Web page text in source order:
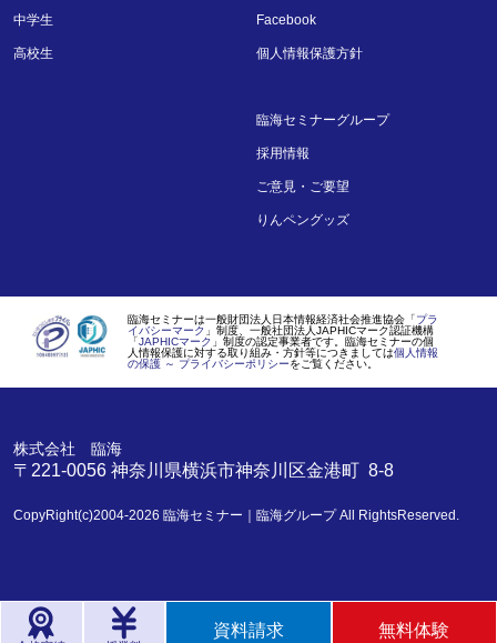
中学生
高校生
Facebook
個人情報保護方針
臨海セミナーグループ
採用情報
ご意見・ご要望
りんペングッズ
臨海セミナーは一般財団法人日本情報経済社会推進協会「プラ
イバシーマーク 」制度、一般社団法人JAPHICマーク認証機構
「JAPHICマーク 」制度の認定事業者です。臨海セミナーの個
人情報保護に対する取り組み・方針等につきましては個人情報
の保護 ～ プライバシーポリシーをご覧ください。
株式会社 臨海
〒221-0056 神奈川県横浜市神奈川区金港町 8-8
CopyRight(c)2004-2026 臨海セミナー｜臨海グループAll RightsReserved.
資料請求 無料体験